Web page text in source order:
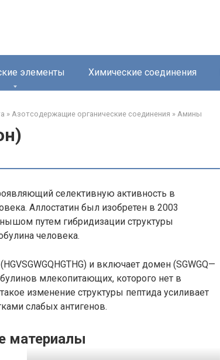
элементы Химические соединения
» Азотсодержащие органические соединения » Амины‎
селективную активность в
Аллостатин был изобретен в 2003
путем гибридизации структуры
человека.
и включает домен (SGWGQ—
млекопитающих, которого нет в
изменение структуры пептида усиливает
слабых антигенов.
материалы